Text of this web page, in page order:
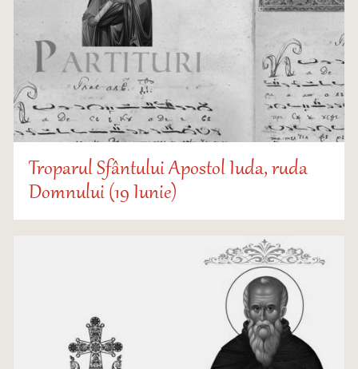
Troparul Sfântului Apostol Iuda, ruda
Domnului (19 Iunie)